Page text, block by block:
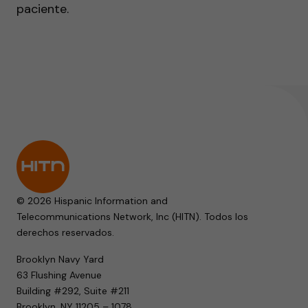
paciente.
© 2026 Hispanic Information and
Telecommunications Network, Inc (HITN). Todos los
derechos reservados.
Brooklyn Navy Yard
63 Flushing Avenue
Building #292, Suite #211